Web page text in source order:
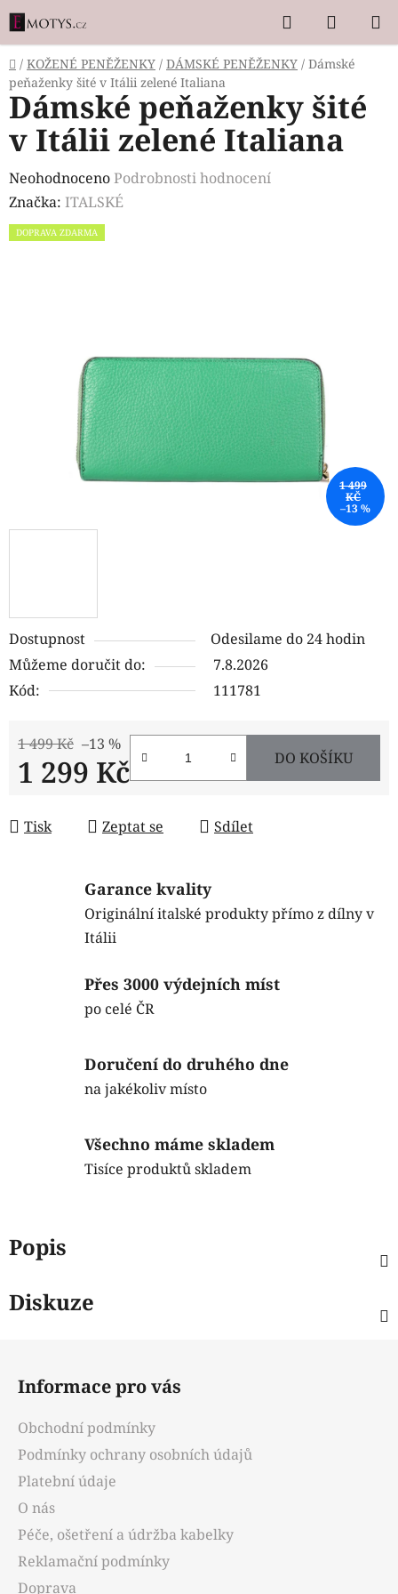
Přejít
na
obsah
Hledat
KOŠÍK
Domů
/ KOŽENÉ PENĚŽENKY / DÁMSKÉ PENĚŽENKY / Dámské
peňaženky šité v Itálii zelené Italiana
Dostupnost
Odesilame do 24 hodin
Můžeme doručit do:
7.8.2026
Kód:
111781
1 499 Kč –13 %
1 299 Kč DO KOŠÍKU
Tisk Zeptat se Sdílet
Dámské peňaženky šité
v Itálii zelené Italiana
Průměrné
hodnocení
produktu
NeohodnocenoPodrobnosti hodnocení
Značka: ITALSKÉ
DOPRAVA ZDARMA
1 499
KČ
–13 %
Garance kvality
Originální italské produkty přímo z dílny v
Itálii
Přes 3000 výdejních míst
po celé ČR
Doručení do druhého dne
na jakékoliv místo
Všechno máme skladem
Tisíce produktů skladem
Popis
Diskuze
Informace pro vás
Obchodní podmínky
Podmínky ochrany osobních údajů
Platební údaje
O nás
Péče, ošetření a údržba kabelky
Reklamační podmínky
Doprava